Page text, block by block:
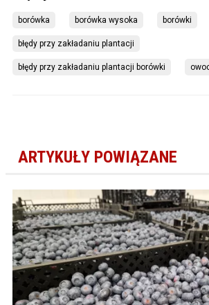
borówka borówka wysoka borówki
błędy przy zakładaniu plantacji
błędy przy zakładaniu plantacji borówki
ARTYKUŁY POWIĄZANE